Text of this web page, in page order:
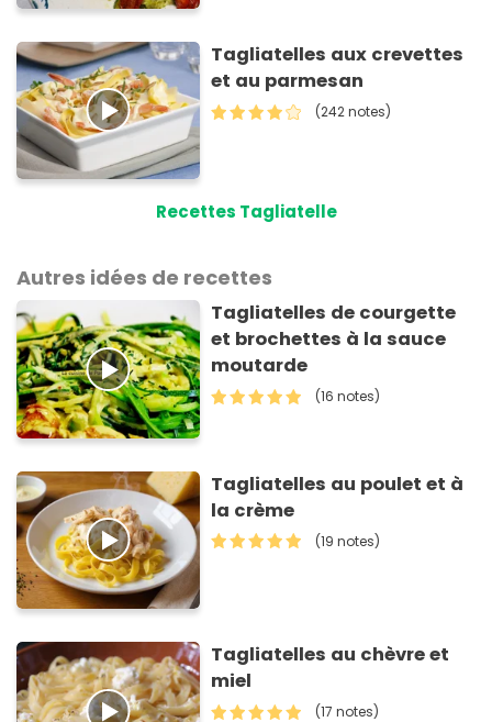
Tagliatelles aux crevettes
et au parmesan
(242 notes)
Recettes Tagliatelle
Autres idées de recettes
Tagliatelles de courgette
et brochettes à la sauce
moutarde
(16 notes)
Tagliatelles au poulet et à
la crème
(19 notes)
Tagliatelles au chèvre et
miel
(17 notes)